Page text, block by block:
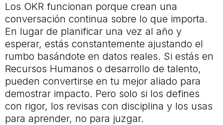
Los OKR funcionan porque crean una
conversación continua sobre lo que importa.
En lugar de planificar una vez al año y
esperar, estás constantemente ajustando el
rumbo basándote en datos reales. Si estás en
Recursos Humanos o desarrollo de talento,
pueden convertirse en tu mejor aliado para
demostrar impacto. Pero solo si los defines
con rigor, los revisas con disciplina y los usas
para aprender, no para juzgar.